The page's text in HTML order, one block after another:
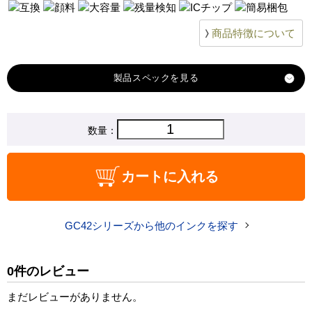
商品特徴について
製品スペック
リコー
GC42CH
4,470 円
カラー シアン
数量：
カートに入れる
GC42シリーズから他のインクを探す
0件のレビュー
まだレビューがありません。